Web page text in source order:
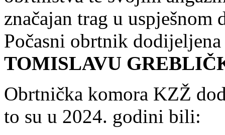
značajan trag u
Počasni obrtnik
TOMISLAVU
Obrtnička komora KZŽ
to su u 2024. godini bili: